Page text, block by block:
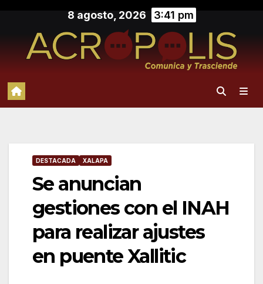
contenido
8 agosto, 2026 3:41 pm
DESTACADA XALAPA
Se anuncian
gestiones con el INAH
para realizar ajustes
en puente Xallitic